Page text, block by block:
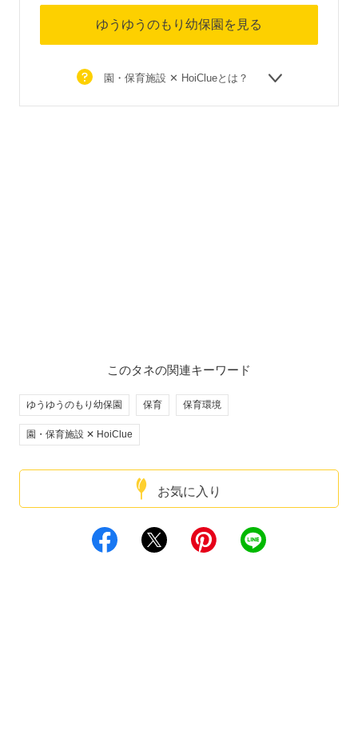
ゆうゆうのもり幼保園を見る
園・保育施設 ✕ HoiClueとは？
お気に入り
このタネの関連キーワード
ゆうゆうのもり幼保園 保育 保育環境
園・保育施設 ✕ HoiClue